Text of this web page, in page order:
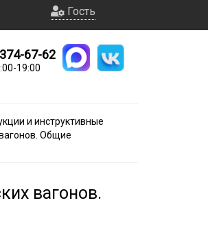
Гость
67-62
19:00
и инструктивные
Общие
вагонов.